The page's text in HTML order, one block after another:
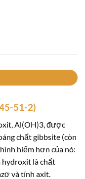
51-2)
Al(OH)3, được
chất gibbsite (còn
hiếm hơn của nó:
hydroxit là chất
và tính axit.